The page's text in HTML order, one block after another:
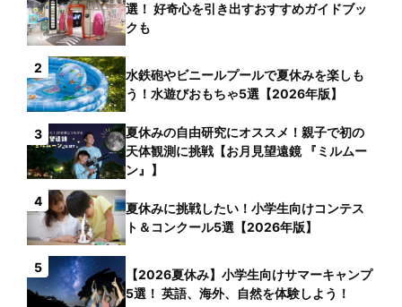
選！ 好奇心を引き出すおすすめガイドブッ
クも
2
水鉄砲やビニールプールで夏休みを楽しも
う！水遊びおもちゃ5選【2026年版】
3
夏休みの自由研究にオススメ！親子で初の
天体観測に挑戦【お月見望遠鏡 『ミルムー
ン』】
4
夏休みに挑戦したい！小学生向けコンテス
ト＆コンクール5選【2026年版】
5
【2026夏休み】小学生向けサマーキャンプ
5選！ 英語、海外、自然を体験しよう！